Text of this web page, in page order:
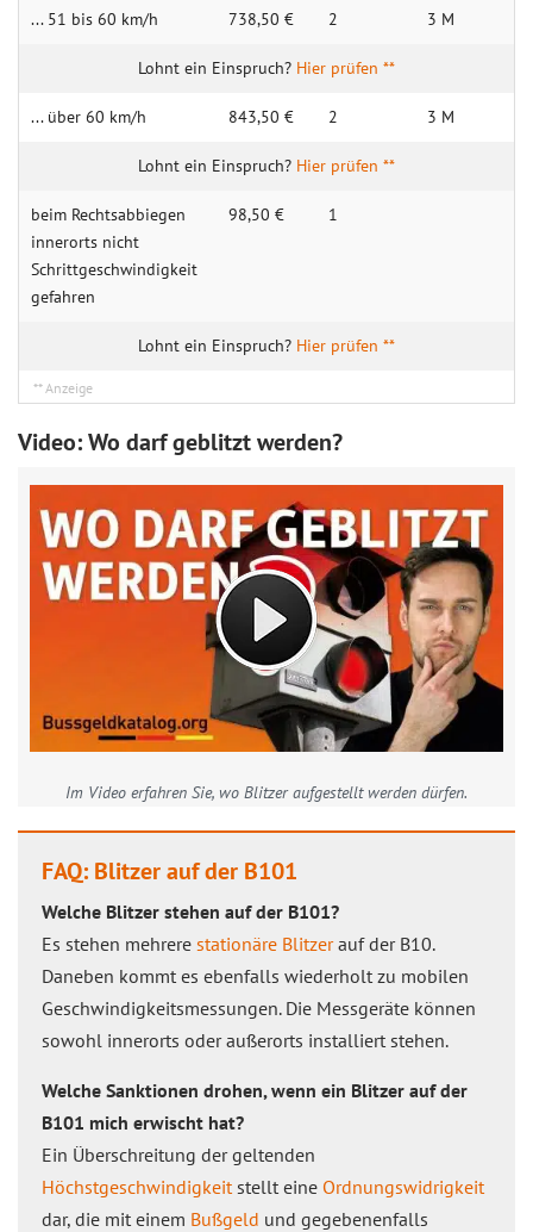
... 51 bis 60 km/h 738,50 € 2 3 M
Hier prüfen **
... über 60 km/h 843,50 € 2 3 M
Hier prüfen **
beim Rechts­abbiegen
innerorts nicht
Schrittge­schwindigkeit
gefahren
98,50 € 1
Hier prüfen **
Video: Wo darf geblitzt werden?
Im Video erfahren Sie, wo Blitzer aufgestellt werden dürfen.
FAQ: Blitzer auf der B101
Welche Blitzer stehen auf der B101?
Es stehen mehrere stationäre Blitzerauf der B10.
Daneben kommt es ebenfalls wiederholt zu mobilen
Geschwindigkeitsmessungen. Die Messgeräte können
sowohl innerorts oder außerorts installiert stehen.
Welche Sanktionen drohen, wenn ein Blitzer auf der
B101 mich erwischt hat?
Ein Überschreitung der geltenden
Höchstgeschwindigkeitstellt eine Ordnungswidrigkeit
dar, die mit einem Bußgeld und gegebenenfalls